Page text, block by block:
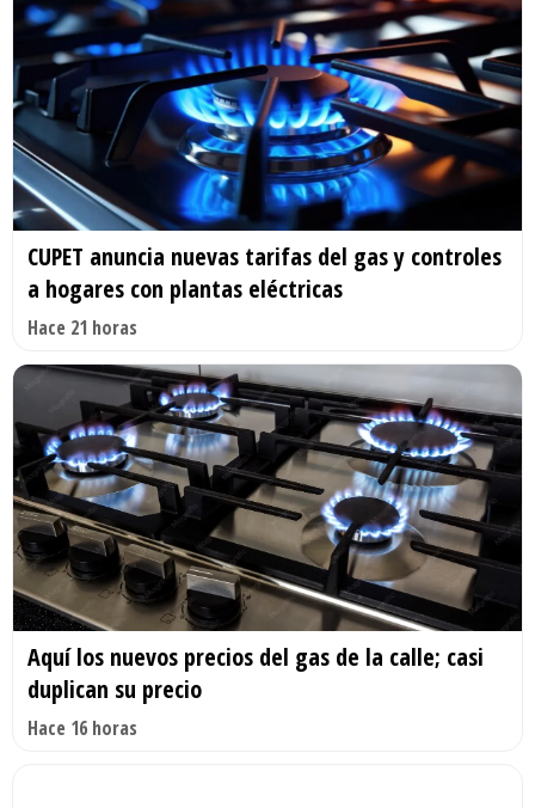
CUPET anuncia nuevas tarifas del gas y controles
a hogares con plantas eléctricas
Hace 21 horas
Aquí los nuevos precios del gas de la calle; casi
duplican su precio
Hace 16 horas